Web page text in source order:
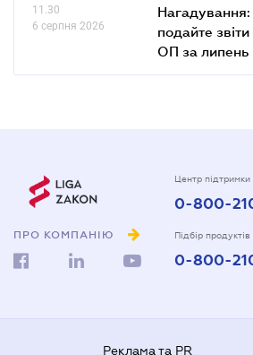
11.30
6 серпня 2026
подайте
ОП за липень
ПРО КОМПАНІЮ
Центр підтримки
0-800-
Підбір
0-800-
Реклама та PR